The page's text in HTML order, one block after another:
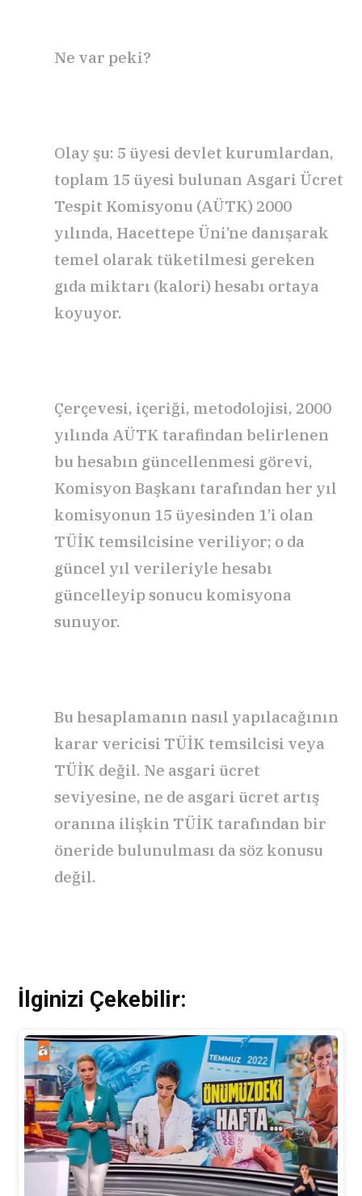
Ne var peki?
Olay şu: 5 üyesi devlet kurumlardan,
toplam 15 üyesi bulunan Asgari Ücret
Tespit Komisyonu (AÜTK) 2000
yılında, Hacettepe Üni’ne danışarak
temel olarak tüketilmesi gereken
gıda miktarı (kalori) hesabı ortaya
koyuyor.
Çerçevesi, içeriği, metodolojisi, 2000
yılında AÜTK tarafindan belirlenen
bu hesabın güncellenmesi görevi,
Komisyon Başkanı tarafından her yıl
komisyonun 15 üyesinden 1’i olan
TÜİK temsilcisine veriliyor; o da
güncel yıl verileriyle hesabı
güncelleyip sonucu komisyona
sunuyor.
Bu hesaplamanın nasıl yapılacağının
karar vericisi TÜİK temsilcisi veya
TÜİK değil. Ne asgari ücret
seviyesine, ne de asgari ücret artış
oranına ilişkin TÜİK tarafından bir
öneride bulunulması da söz konusu
değil.
İlginizi Çekebilir: